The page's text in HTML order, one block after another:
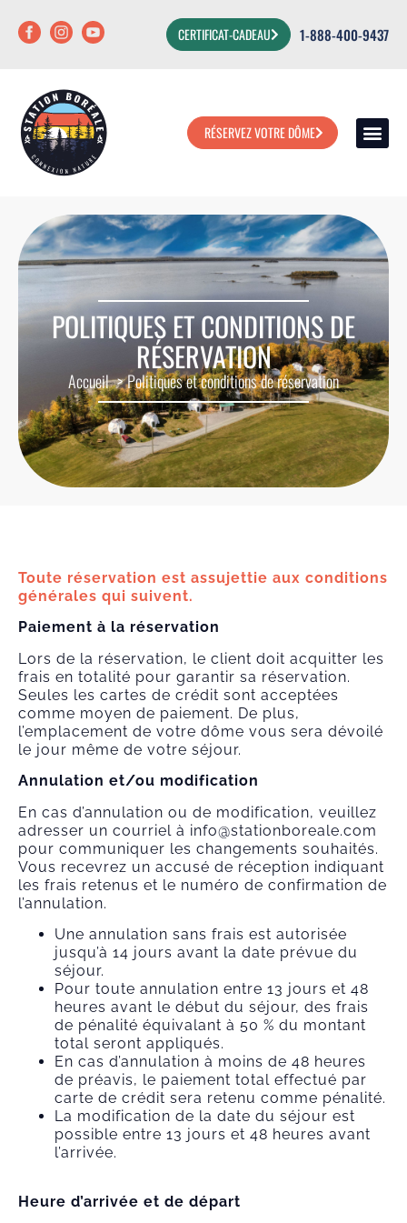
CERTIFICAT-CADEAU 1-888-400-9437
RÉSERVEZ VOTRE DÔME
POLITIQUES ET CONDITIONS DE
RÉSERVATION
Accueil Politiques et conditions de réservation
Toute réservation est assujettie aux conditions
générales qui suivent.
Paiement à la réservation
Lors de la réservation, le client doit acquitter les
frais en totalité pour garantir sa réservation.
Seules les cartes de crédit sont acceptées
comme moyen de paiement. De plus,
l’emplacement de votre dôme vous sera dévoilé
le jour même de votre séjour.
Annulation et/ou modification
En cas d’annulation ou de modification, veuillez
adresser un courriel à info@stationboreale.com
pour communiquer les changements souhaités.
Vous recevrez un accusé de réception indiquant
les frais retenus et le numéro de confirmation de
l’annulation.
Une annulation sans frais est autorisée
jusqu’à 14 jours avant la date prévue du
séjour.
Pour toute annulation entre 13 jours et 48
heures avant le début du séjour, des frais
de pénalité équivalant à 50 % du montant
total seront appliqués.
En cas d’annulation à moins de 48 heures
de préavis, le paiement total effectué par
carte de crédit sera retenu comme pénalité.
La modification de la date du séjour est
possible entre 13 jours et 48 heures avant
l’arrivée.
Heure d’arrivée et de départ